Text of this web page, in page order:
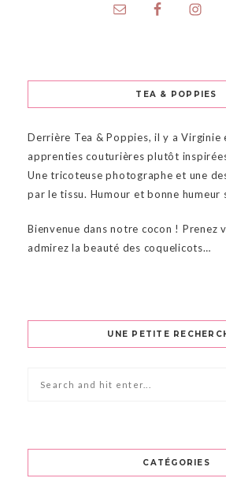
TEA & POPPIES
Derrière Tea & Poppies, il y a Virginie
apprenties couturières plutôt
Une tricoteuse photographe et une
par le tissu. Humour et bonne humeur
Bienvenue dans notre cocon ! Prenez
admirez la beauté des coquelicots…
UNE PETITE
CATÉGORIES